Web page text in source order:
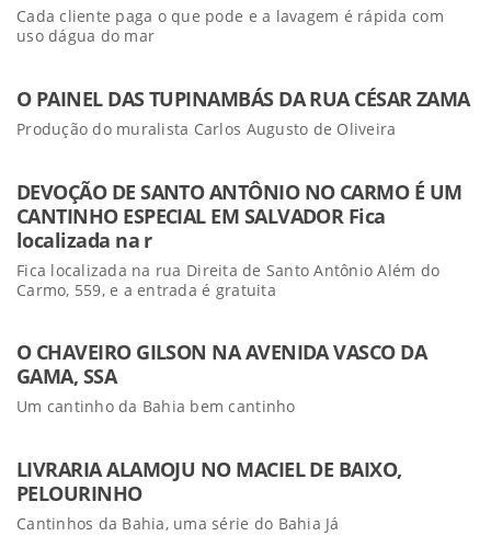
Cada cliente paga o que pode e a lavagem é rápida com
uso dágua do mar
O PAINEL DAS TUPINAMBÁS DA RUA CÉSAR ZAMA
Produção do muralista Carlos Augusto de Oliveira
DEVOÇÃO DE SANTO ANTÔNIO NO CARMO É UM
CANTINHO ESPECIAL EM SALVADOR Fica
localizada na r
Fica localizada na rua Direita de Santo Antônio Além do
Carmo, 559, e a entrada é gratuita
O CHAVEIRO GILSON NA AVENIDA VASCO DA
GAMA, SSA
Um cantinho da Bahia bem cantinho
LIVRARIA ALAMOJU NO MACIEL DE BAIXO,
PELOURINHO
Cantinhos da Bahia, uma série do Bahia Já